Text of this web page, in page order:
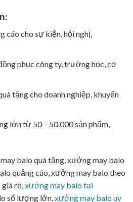
cáo cho sự kiện, hội nghị,
phục công ty, trường học, cơ
tặng cho doanh nghiệp, khuyến
lớn từ 50 – 50.000 sản phẩm,
balo quà tặng, xưởng may balo
quảng cáo, xưởng may balo theo
rẻ,xưởng may balo tại
số lượng lớn,xưởng may balo uy